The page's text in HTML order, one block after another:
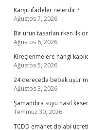
Karşıt ifadeler nelerdir ?
Ağustos 7, 2026
Bir ürün tasarlanırken ilk
Ağustos 6, 2026
Kireçlenmelere hangi
Ağustos 5, 2026
24 derecede bebek üşür
Ağustos 3, 2026
Şamandıra suyu nasıl
Temmuz 30, 2026
TCDD emanet dolabı